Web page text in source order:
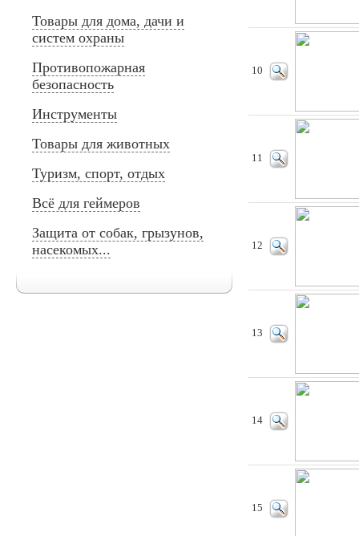
Товары для дома, дачи и
систем охраны
Противопожарная
безопасность
Инструменты
Товары для животных
Туризм, спорт, отдых
Всё для геймеров
Защита от собак, грызунов,
насекомых...
10
11
12
13
14
15